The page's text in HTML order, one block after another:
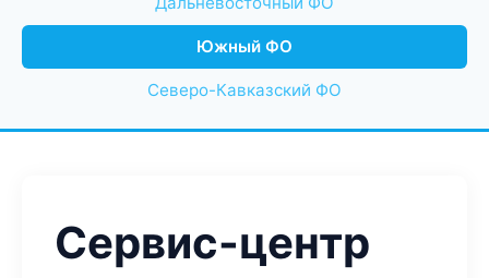
Южный ФО
Северо-Кавказский ФО
Сервис-центр